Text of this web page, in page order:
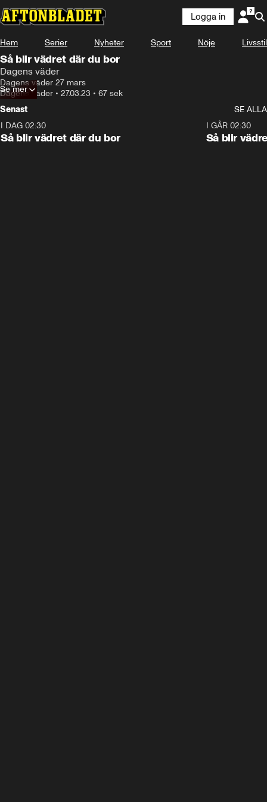
Logga in
Hem Serier Nyheter Sport Nöje Livsstil
Så blir vädret där du bor
Dagens väder
Dagens väder 27 mars
Dagens väder • 27.03.23 • 67 sek
Se mer
Senast
SE ALLA
I DAG 02:30
Så blir vädret där du bor
I GÅR 02:30
Så blir